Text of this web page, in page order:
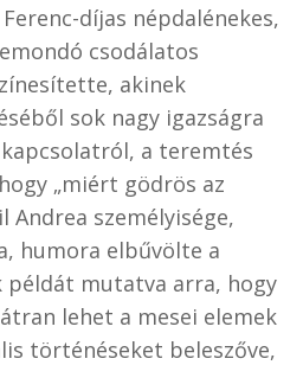
díjas népdalénekes,
csodálatos
akinek
sok nagy igazságra
a teremtés
„miért gödrös az
Andrea személyisége,
humora elbűvölte a
példát mutatva arra, hogy
lehet a mesei elemek
történéseket beleszőve,